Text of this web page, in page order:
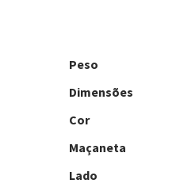
Peso
Dimensões
Cor
Maçaneta
Lado